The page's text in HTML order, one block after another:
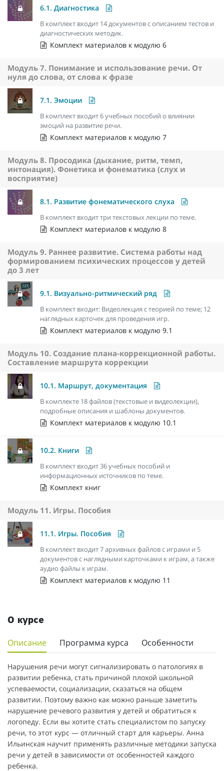
6.1. Диагностика
В комплект входит 14 документов с описанием тестов и
диагностических методик.
Комплект материалов к модулю 6
Модуль 7. Понимание и использование речи. От
нуля до слова, от слова к фразе
7.1. Эмоции
В комплект входит 6 учебных пособий о влиянии
эмоций на развитие речи.
Комплект материалов к модулю 7
Модуль 8. Просодика (дыхание, ритм, темп,
интонация). Фонетика и фонематика (слух и
восприятие)
8.1. Развитие фонематического слуха
В комплект входит три текстовых лекции по теме.
Комплект материалов к модулю 8
Модуль 9. Раннее развитие. Система работы над
формированием психических процессов у детей
до 3 лет
9.1. Визуально-ритмический ряд
В комплект входит: Видеолекция с теорией по теме; 12
наглядных карточек для проведения игр.
Комплект материалов к модулю 9.1
Модуль 10. Создание плана-коррекционной работы.
Составление маршрута коррекции
10.1. Маршрут, документация
В комплекте 18 файлов (текстовые и видеолекции),
подробные описания и шаблоны документов.
Комплект материалов к модулю 10.1
10.2. Книги
В комплект входит 36 учебных пособий и
информационных источников по теме.
Комплект книг
Модуль 11. Игры. Пособия
11.1. Игры. Пособия
В комплект входит 7 архивных файлов с играми и 5
документов с наглядными карточками к играм, а также
аудио файлы к играм.
Комплект материалов к модулю 11
О курсе
Описание Программа курса Особенности
Нарушения речи могут сигнализировать о патологиях в
развитии ребенка, стать причиной плохой школьной
успеваемости, социализации, сказаться на общем
развитии. Поэтому важно как можно раньше заметить
нарушение речевого развития у детей и обратиться к
логопеду. Если вы хотите стать специалистом по запуску
речи, то этот курс — отличный старт для карьеры. Анна
Ильинская научит применять различные методики запуска
речи у детей в зависимости от особенностей каждого
ребенка.